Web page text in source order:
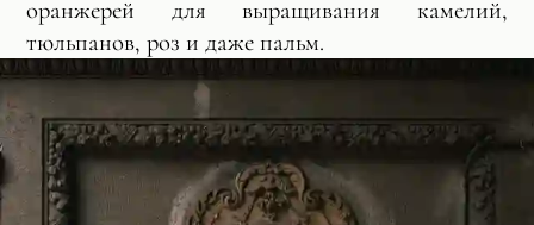
оранжерей для выращивания камелий,
тюльпанов, роз и даже пальм.